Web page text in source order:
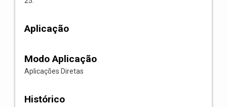
Aplicação
Modo Aplicação
Aplicações Diretas
Histórico